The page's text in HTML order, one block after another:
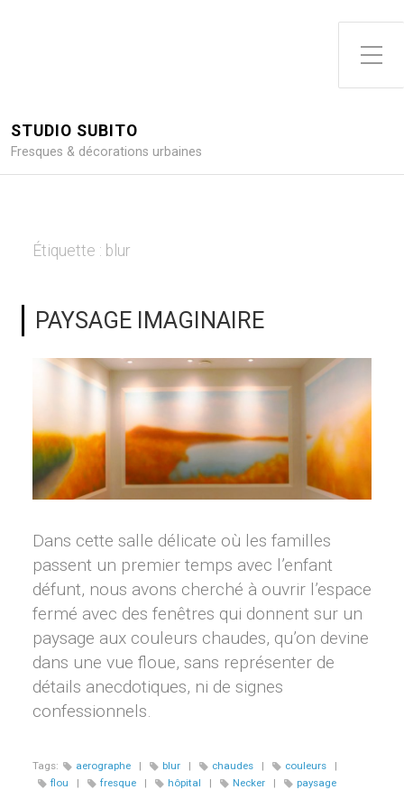
Toggle Side Menu
STUDIO SUBITO
Fresques & décorations urbaines
Étiquette : blur
PAYSAGE IMAGINAIRE
Dans cette salle délicate où les familles
passent un premier temps avec l’enfant
défunt, nous avons cherché à ouvrir l’espace
fermé avec des fenêtres qui donnent sur un
paysage aux couleurs chaudes, qu’on devine
dans une vue floue, sans représenter de
détails anecdotiques, ni de signes
confessionnels.
Tags: aerographe | blur | chaudes | couleurs
|
flou
| fresque | hôpital | Necker | paysage